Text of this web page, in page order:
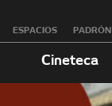
ESPACIOS PADRÓN
Cineteca